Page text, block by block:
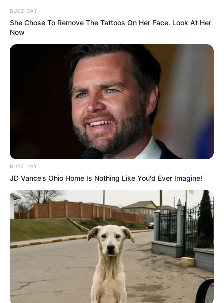
BUZZ DAY
She Chose To Remove The Tattoos On Her Face. Look At Her
Now
BUZZ DAY
JD Vance’s Ohio Home Is Nothing Like You'd Ever Imagine!